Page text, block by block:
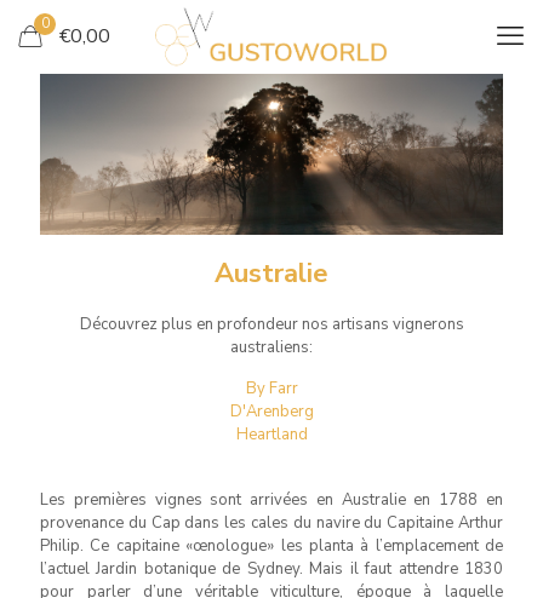
0 €0,00
AUSTRALIE
Australie
Découvrez plus en profondeur nos artisans vignerons
australiens:
By Farr
D'Arenberg
Heartland
Les premières vignes sont arrivées en Australie en 1788 en
provenance du Cap dans les cales du navire du Capitaine Arthur
Philip. Ce capitaine «œnologue» les planta à l’emplacement de
l’actuel Jardin botanique de Sydney. Mais il faut attendre 1830
pour parler d’une véritable viticulture, époque à laquelle